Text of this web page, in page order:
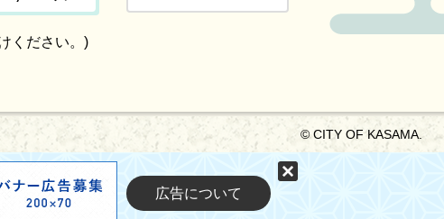
ください。)
© CITY OF KASAMA.
広告について